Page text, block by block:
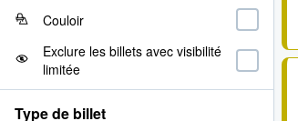
Couloir
Exclure les billets avec visibilité
limitée
Type de billet